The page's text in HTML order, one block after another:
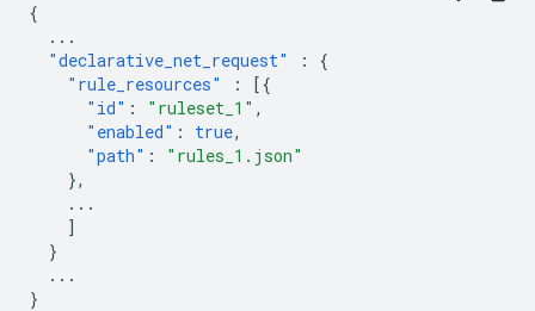
{
...
"declarative_net_request"
:
{
"rule_resources"
:
[{
"id" : "ruleset_1" ,
"enabled" : true,
"path" :
"rules_1.json"
},
...
]
}
...
}